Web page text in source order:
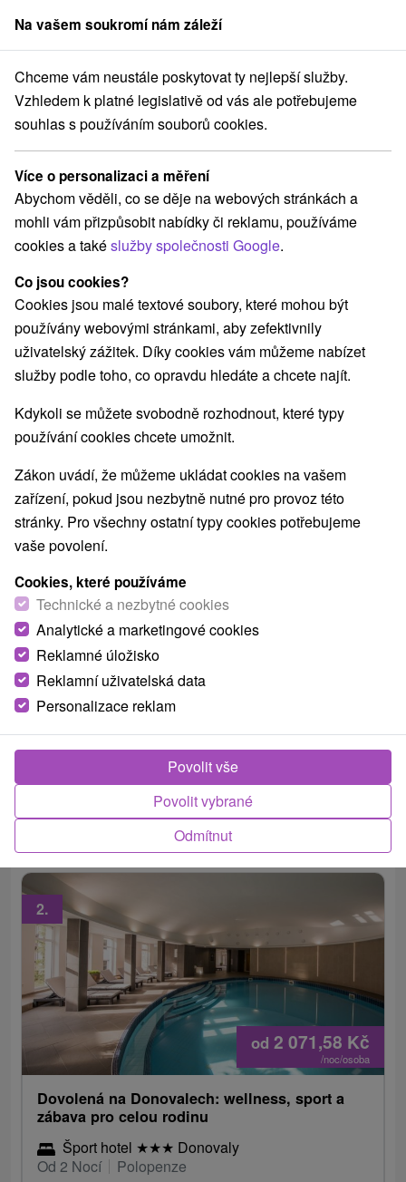
člen skupinySorger
Pobyty na Slovensku Jarní pobyty Banskobystrický kraj
Jarní pobyty Banskobystrický kraj
Kategorie
Všechny kategorie
Pobyty v akci(27)
Wellness pobyty(33) Víkendové pobyty(33)
Romantické pobyty
Rodinné pobyty(23)
Vyberte lokalitu nebo termín
Nejprodávanější
1.
All Inclusive wellness pobyt: Neomezený
relax, strava, nápoje a bazény
Hotel Hviezda★★
Pobyt s neomezeným vstupem do bazénového a
saunového světa. Plná penze a vybrané nápoje v
příjemném prostředí hotelové restaurace a lobby
od 2 071,58 Kč
/noc/osoba
2.
Dovolená na Donovalech: wellness, sport a
zábava pro celou rodinu
Šport hotel ★★★ Donovaly
Od 2 Nocí
Polopenze
Na vašem soukromí nám záleží
Chceme vám neustále poskytovat ty nejlepší služby.
Vzhledem k platné legislativě od vás ale potřebujeme
souhlas s používáním souborů cookies.
Více o personalizaci a měření
Abychom věděli, co se děje na webových stránkách a
mohli vám přizpůsobit nabídky či reklamu, používáme
cookies a takéslužby společnosti Google.
Co jsou cookies?
Cookies jsou malé textové soubory, které mohou být
používány webovými stránkami, aby zefektivnily
uživatelský zážitek. Díky cookies vám můžeme nabízet
služby podle toho, co opravdu hledáte a chcete najít.
Kdykoli se můžete svobodně rozhodnout, které typy
používání cookies chcete umožnit.
Zákon uvádí, že můžeme ukládat cookies na vašem
zařízení, pokud jsou nezbytně nutné pro provoz této
stránky. Pro všechny ostatní typy cookies potřebujeme
vaše povolení.
Cookies, které používáme
Technické a nezbytné cookies
Analytické a marketingové cookies
Reklamné úložisko
Reklamní uživatelská data
Personalizace reklam
Odmítnut
Povolit vybrané
Povolit vše